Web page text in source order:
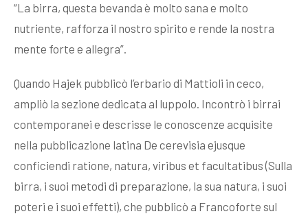
“La birra, questa bevanda è molto sana e molto
nutriente, rafforza il nostro spirito e rende la nostra
mente forte e allegra”.
Quando Hajek pubblicò l’erbario di Mattioli in ceco,
ampliò la sezione dedicata al luppolo. Incontrò i birrai
contemporanei e descrisse le conoscenze acquisite
nella pubblicazione latina De cerevisia ejusque
conficiendi ratione, natura, viribus et facultatibus (Sulla
birra, i suoi metodi di preparazione, la sua natura, i suoi
poteri e i suoi effetti), che pubblicò a Francoforte sul